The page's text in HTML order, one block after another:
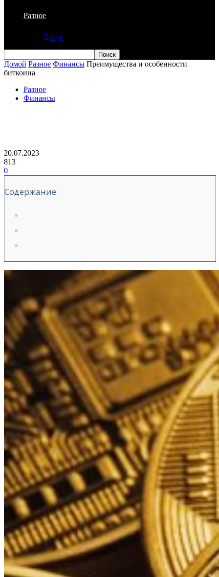
Разное
Досуг
Домой Разное Финансы Преимущества и особенности
биткоина
Разное
Финансы
20.07.2023
813
0
Содержание